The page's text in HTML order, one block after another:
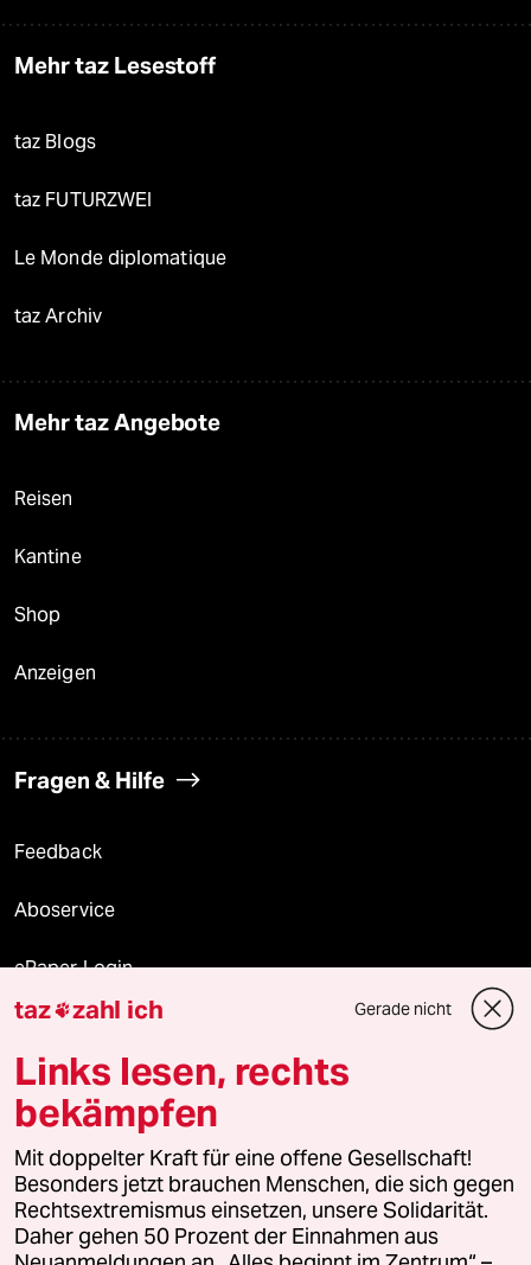
Mehr taz Lesestoff
taz Blogs
taz FUTURZWEI
Le Monde diplomatique
taz Archiv
Mehr taz Angebote
Reisen
Kantine
Shop
Anzeigen
Fragen & Hilfe
Feedback
Aboservice
ePaper Login
Downloads für Abonnierende
© 2026 taz Verlags und Vertriebs GmbH
Alle Rechte vorbehalten. Bei rechtlichen Fragen oder für Genehmigungen
wenden Sie sich bitte an
lizenzen@taz.de
Feedback Redaktionsstatut Kommune-Richtlinien
taz zahl ich Gerade nicht
Links lesen, rechts
bekämpfen
Mit doppelter Kraft für eine offene Gesellschaft!
Besonders jetzt brauchen Menschen, die sich gegen
Rechtsextremismus einsetzen, unsere Solidarität.
Daher gehen 50 Prozent der Einnahmen aus